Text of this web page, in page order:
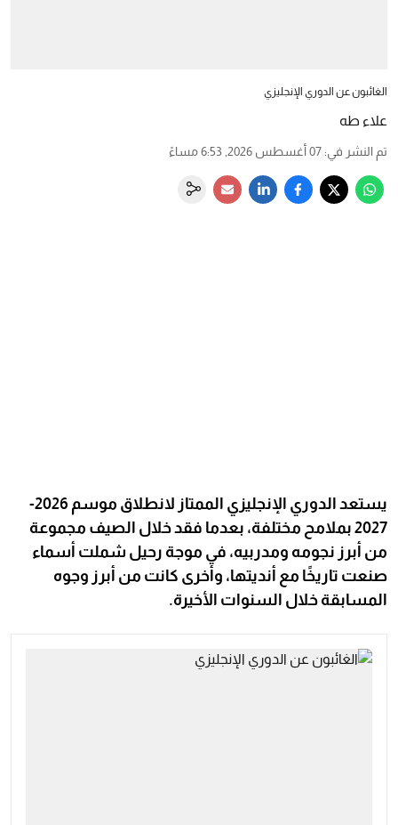
الغائبون عن الدوري الإنجليزي
علاء طه
تم النشر في: 07 أغسطس 2026, 6:53 مساءً
يستعد الدوري الإنجليزي الممتاز لانطلاق موسم 2026-
2027 بملامح مختلفة، بعدما فقد خلال الصيف مجموعة
من أبرز نجومه ومدربيه، في موجة رحيل شملت أسماء
صنعت تاريخًا مع أنديتها، وأخرى كانت من أبرز وجوه
المسابقة خلال السنوات الأخيرة.